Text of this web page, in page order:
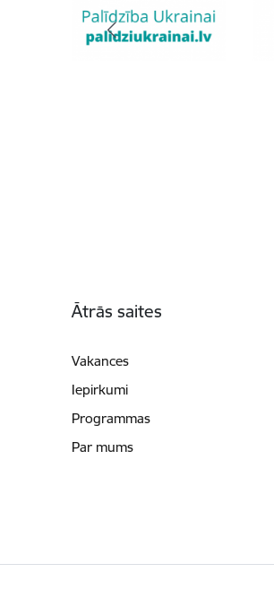
Ātrās saites
Vakances
Iepirkumi
Programmas
Par mums